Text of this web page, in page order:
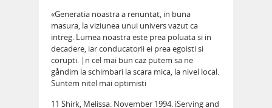
«Generatia noastra a renuntat, in buna
masura, la viziunea unui univers vazut ca
intreg. Lumea noastra este prea poluata si in
decadere, iar conducatorii ei prea egoisti si
corupti. |n cel mai bun caz putem sa ne
gåndim la schimbari la scara mica, la nivel local.
Suntem nitel mai optimisti
11 Shirk, Melissa. November 1994. ìServing and